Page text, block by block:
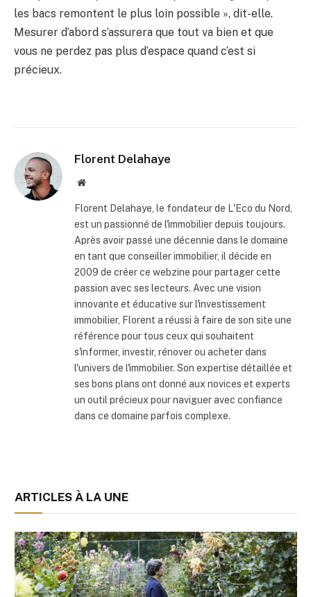
les bacs remontent le plus loin possible », dit-elle.
Mesurer d’abord s’assurera que tout va bien et que
vous ne perdez pas plus d’espace quand c’est si
précieux.
Florent Delahaye
Site
Florent Delahaye, le fondateur de L'Eco du Nord,
est un passionné de l'immobilier depuis toujours.
Après avoir passé une décennie dans le domaine
en tant que conseiller immobilier, il décide en
2009 de créer ce webzine pour partager cette
passion avec ses lecteurs. Avec une vision
innovante et éducative sur l'investissement
immobilier, Florent a réussi à faire de son site une
référence pour tous ceux qui souhaitent
s'informer, investir, rénover ou acheter dans
l'univers de l'immobilier. Son expertise détaillée et
ses bons plans ont donné aux novices et experts
un outil précieux pour naviguer avec confiance
dans ce domaine parfois complexe.
ARTICLES À LA UNE